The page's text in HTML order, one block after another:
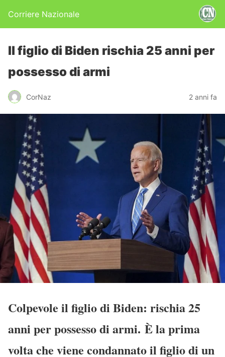
Corriere Nazionale
Il figlio di Biden rischia 25 anni per
possesso di armi
CorNaz 2 anni fa
Colpevole il figlio di Biden: rischia 25
anni per possesso di armi. È la prima
volta che viene condannato il figlio di un